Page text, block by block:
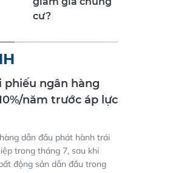
giảm giá chung
cư?
phiếu ngân hàng
năm trước áp lực
dẫn đầu phát hành trái
trong tháng 7, sau khi
động sản dẫn đầu trong